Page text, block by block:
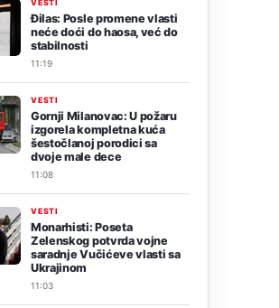
VESTI
Đilas: Posle promene vlasti
neće doći do haosa, već do
stabilnosti
11:19
VESTI
Gornji Milanovac: U požaru
izgorela kompletna kuća
šestočlanoj porodici sa
dvoje male dece
11:08
VESTI
Monarhisti: Poseta
Zelenskog potvrda vojne
saradnje Vučićeve vlasti sa
Ukrajinom
11:03